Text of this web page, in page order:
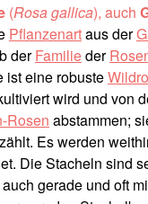
(Rosa gallica), auch
Pflanzenartaus der
derFamilieder
ist eine robuste
wird und von
Rosen abstammen;
Es werden
Die Stacheln sind
gerade und oft